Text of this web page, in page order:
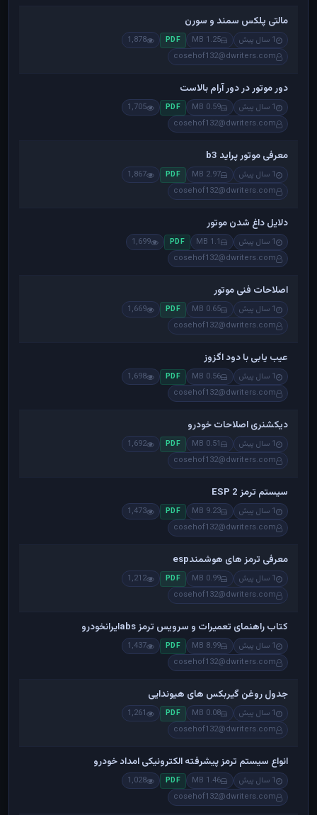
مالتی پلکس سمند و سورن
1 سال پیش 1.25 MB
PDF
1,878
cosehof132@dwriters.com
دور موتور در دور آرام بالاست
1 سال پیش 0.59 MB
PDF
1,705
cosehof132@dwriters.com
معرفی موتور پراید b3
1 سال پیش 2.97 MB
PDF
1,867
cosehof132@dwriters.com
دلایل داغ شدن موتور
1 سال پیش 1.1 MB
PDF
1,699
cosehof132@dwriters.com
اصلاحات فنی موتور
1 سال پیش 0.65 MB
PDF
1,669
cosehof132@dwriters.com
عیب یابی با دود اگزوز
1 سال پیش 0.56 MB
PDF
1,698
cosehof132@dwriters.com
دیکشنری اصلاحات خودرو
1 سال پیش 0.51 MB
PDF
1,692
cosehof132@dwriters.com
سیستم ترمز ESP 2
1 سال پیش 9.23 MB
PDF
1,473
cosehof132@dwriters.com
معرفی ترمز های هوشمندesp
1 سال پیش 0.99 MB
PDF
1,212
cosehof132@dwriters.com
کتاب راهنمای تعمیرات و سرویس ترمز absایرانخودرو
1 سال پیش 8.99 MB
PDF
1,437
cosehof132@dwriters.com
جدول روغن گیربکس های هیوندایی
1 سال پیش 0.08 MB
PDF
1,261
cosehof132@dwriters.com
انواع سیستم ترمز پیشرفته الکترونیکی امداد خودرو
1 سال پیش 1.46 MB
PDF
1,028
cosehof132@dwriters.com